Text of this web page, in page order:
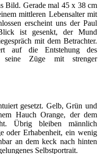
Bild. Gerade mal 45 x 38 cm
mittleren Lebensalter mit
erscheint uns der Paul
ist gesenkt, der Mund
mit dem Betrachter.
auf die Entstehung des
seine Züge mit strenger
gesetzt. Gelb, Grün und
Hauch Orange, der dem
Übrig bleiben männlich
oder Erhabenheit, ein wenig
an dem keck nach hinten
Selbstportrait.